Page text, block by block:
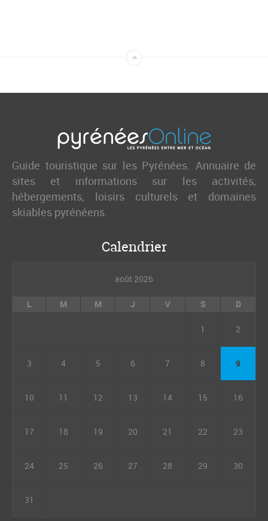
Guide touristique sur les Pyrénées. Annuaire de
sites et informations sur les activités,
hébergements, loisirs culturels et domaines
skiables pyrénéens.
Calendrier
août 2026
L M M J V S D
1 2
3 4 5 6 7 8 9
10 11 12 13 14 15 16
17 18 19 20 21 22 23
24 25 26 27 28 29 30
31